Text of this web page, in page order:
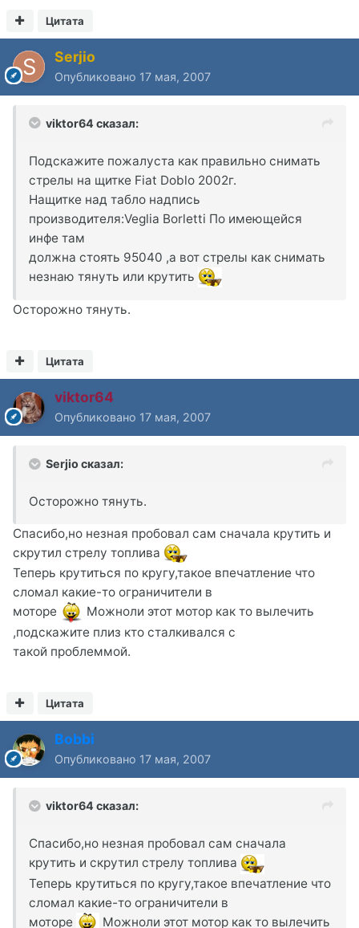
Цитата
Serjio
Опубликовано 17 мая, 2007
viktor64 сказал:
Подскажите пожалуста как правильно снимать
стрелы на щитке Fiat Doblo 2002г.
Нащитке над табло надпись
производителя:Veglia Borletti По имеющейся
инфе там
должна стоять 95040 ,а вот стрелы как снимать
незнаю тянуть или крутить
Осторожно тянуть.
Цитата
viktor64
Опубликовано 17 мая, 2007
Serjio сказал:
Осторожно тянуть.
Спасибо,но незная пробовал сам сначала крутить и
скрутил стрелу топлива
Теперь крутиться по кругу,такое впечатление что
сломал какие-то ограничители в
моторе
Можноли этот мотор как то вылечить
,подскажите плиз кто сталкивался с
такой проблеммой.
Цитата
Bobbi
Опубликовано 17 мая, 2007
viktor64 сказал:
Спасибо,но незная пробовал сам сначала
крутить и скрутил стрелу топлива
Теперь крутиться по кругу,такое впечатление что
сломал какие-то ограничители в
моторе
Можноли этот мотор как то вылечить